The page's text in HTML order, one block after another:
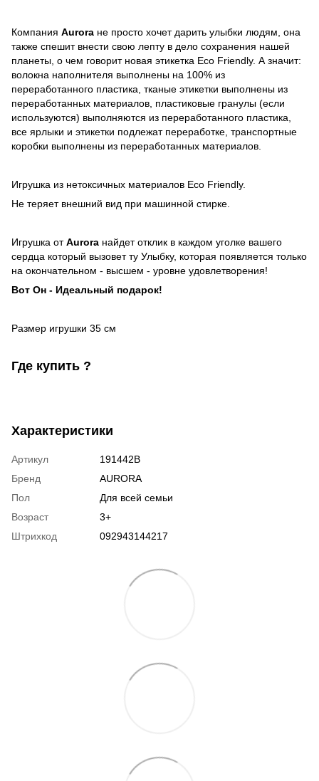
Компания Aurora не просто хочет дарить улыбки людям, она
также спешит внести свою лепту в дело сохранения нашей
планеты, о чем говорит новая этикетка Eco Friendly. А значит:
волокна наполнителя выполнены на 100% из
переработанного пластика, тканые этикетки выполнены из
переработанных материалов, пластиковые гранулы (если
используются) выполняются из переработанного пластика,
все ярлыки и этикетки подлежат переработке, транспортные
коробки выполнены из переработанных материалов.
Игрушка из нетоксичных материалов Eco Friendly.
Не теряет внешний вид при машинной стирке.
Игрушка отAurora найдет отклик в каждом уголке вашего
сердца который вызовет ту Улыбку, которая появляется только
на окончательном - высшем - уровне удовлетворения!
Вот Он - Идеальный подарок!
Размер игрушки 35 см
Где купить ?
Характеристики
Артикул
191442B
Бренд
AURORA
Пол
Для всей семьи
Возраст
3+
Штрихкод
092943144217